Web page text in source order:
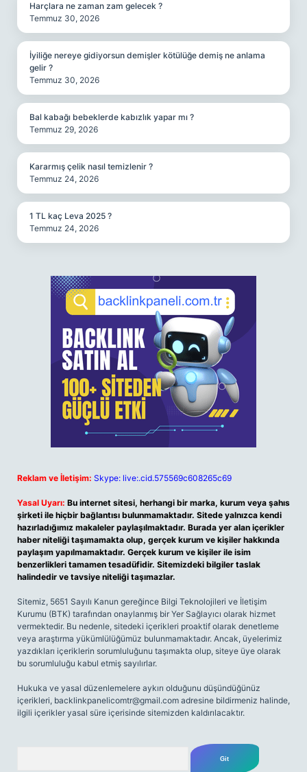
Harçlara ne zaman zam gelecek ?
Temmuz 30, 2026
İyiliğe nereye gidiyorsun demişler kötülüğe demiş ne anlama
gelir ?
Temmuz 30, 2026
Bal kabağı bebeklerde kabızlık yapar mı ?
Temmuz 29, 2026
Kararmış çelik nasıl temizlenir ?
Temmuz 24, 2026
1 TL kaç Leva 2025 ?
Temmuz 24, 2026
Reklam ve İletişim: Skype: live:.cid.575569c608265c69
Yasal Uyarı: Bu internet sitesi, herhangi bir marka, kurum veya şahıs
şirketi ile hiçbir bağlantısı bulunmamaktadır. Sitede yalnızca kendi
hazırladığımız makaleler paylaşılmaktadır. Burada yer alan içerikler
haber niteliği taşımamakta olup, gerçek kurum ve kişiler hakkında
paylaşım yapılmamaktadır. Gerçek kurum ve kişiler ile isim
benzerlikleri tamamen tesadüfidir. Sitemizdeki bilgiler taslak
halindedir ve tavsiye niteliği taşımazlar.
Sitemiz, 5651 Sayılı Kanun gereğince Bilgi Teknolojileri ve İletişim
Kurumu (BTK) tarafından onaylanmış bir Yer Sağlayıcı olarak hizmet
vermektedir. Bu nedenle, sitedeki içerikleri proaktif olarak denetleme
veya araştırma yükümlülüğümüz bulunmamaktadır. Ancak, üyelerimiz
yazdıkları içeriklerin sorumluluğunu taşımakta olup, siteye üye olarak
bu sorumluluğu kabul etmiş sayılırlar.
Hukuka ve yasal düzenlemelere aykırı olduğunu düşündüğünüz
içerikleri, backlinkpanelicomtr@gmail.com adresine bildirmeniz halinde,
ilgili içerikler yasal süre içerisinde sitemizden kaldırılacaktır.